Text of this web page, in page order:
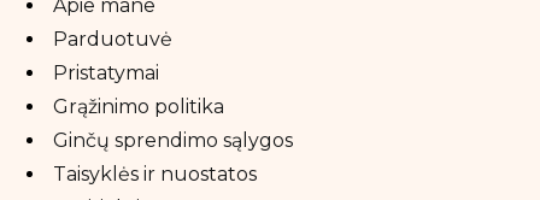
Apie mane
Parduotuvė
Pristatymai
Grąžinimo politika
Ginčų sprendimo sąlygos
Taisyklės ir nuostatos